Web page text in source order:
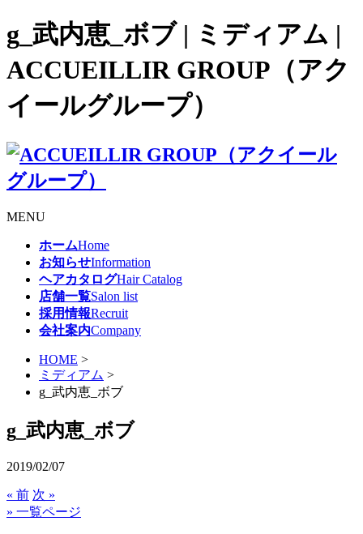
g_武内恵_ボブ | ミディアム |
ACCUEILLIR GROUP（アク
イールグループ）
MENU
ホームHome
お知らせInformation
ヘアカタログHair Catalog
店舗一覧Salon list
採用情報Recruit
会社案内Company
HOME >
ミディアム >
g_武内恵_ボブ
g_武内恵_ボブ
2019/02/07
« 前 次 »
» 一覧ページ